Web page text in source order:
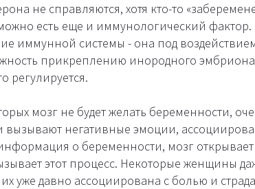
не справляются, хотя кто-то
есть еще и иммунологический
иммунной системы - она под
прикреплению инородного
регулируется.
мозг не будет желать беременности,
вызывают негативные эмоции,
о беременности, мозг открывает
этот процесс. Некоторые женщины
уже давно ассоциирована с болью и